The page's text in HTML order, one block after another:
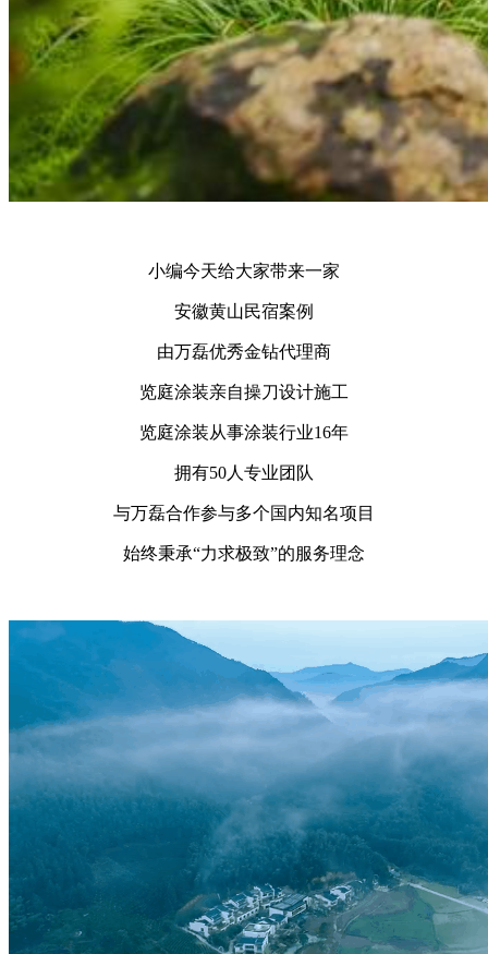
小编今天给大家带来一家
安徽黄山民宿案例
由万磊优秀金钻代理商
览庭涂装亲自操刀设计施工
览庭涂装从事涂装行业16年
拥有50人专业团队
与万磊合作参与多个国内知名项目
始终秉承“力求极致”的服务理念